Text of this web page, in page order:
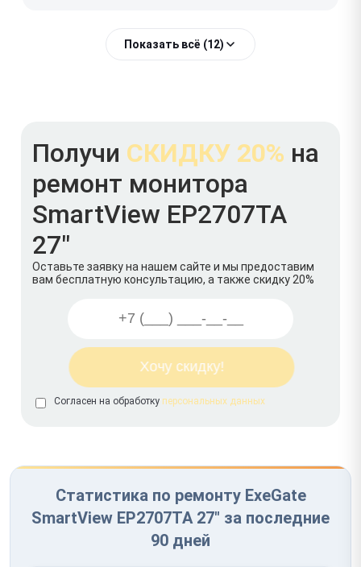
Показать всё (12)
Получи СКИДКУ 20% на
ремонт монитора
SmartView EP2707TA
27"
Оставьте заявку на нашем сайте и мы предоставим
вам бесплатную консультацию, а также скидку 20%
Согласен на обработку персональных данных
Статистика по ремонту ExeGate
SmartView EP2707TA 27" за последние
90 дней